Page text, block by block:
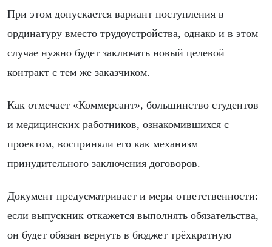
При этом допускается вариант поступления в
ординатуру вместо трудоустройства, однако и в этом
случае нужно будет заключать новый целевой
контракт с тем же заказчиком.
Как отмечает «Коммерсант», большинство студентов
и медицинских работников, ознакомившихся с
проектом, восприняли его как механизм
принудительного заключения договоров.
Документ предусматривает и меры ответственности:
если выпускник откажется выполнять обязательства,
он будет обязан вернуть в бюджет трёхкратную